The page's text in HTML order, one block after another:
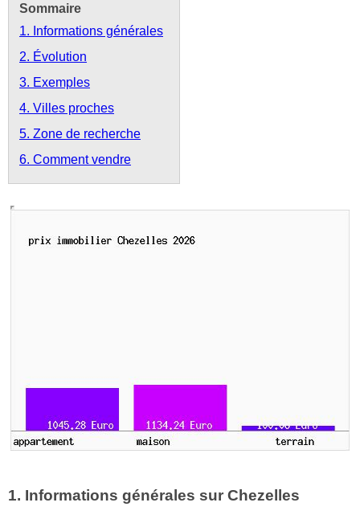
Sommaire
1. Informations générales
2. Évolution
3. Exemples
4. Villes proches
5. Zone de recherche
6. Comment vendre
1. Informations générales sur Chezelles